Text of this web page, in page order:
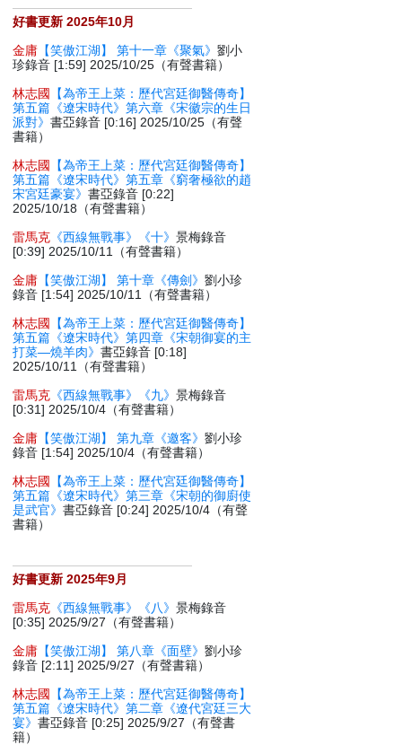
好書更新 2025年10月
金庸 【笑傲江湖】 第十一章《聚氣》劉小
珍錄音 [1:59] 2025/10/25（有聲書籍）
林志國
【為帝王上菜：歷代宮廷御醫傳奇】
第五篇《遼宋時代》第六章《宋徽宗的生日
派對》書亞錄音 [0:16] 2025/10/25（有聲
書籍）
林志國
【為帝王上菜：歷代宮廷御醫傳奇】
第五篇《遼宋時代》第五章《窮奢極欲的趙
宋宮廷豪宴》書亞錄音 [0:22]
2025/10/18（有聲書籍）
雷馬克 《西線無戰事》《十》景梅錄音
[0:39] 2025/10/11（有聲書籍）
金庸 【笑傲江湖】 第十章《傳劍》劉小珍
錄音 [1:54] 2025/10/11（有聲書籍）
林志國
【為帝王上菜：歷代宮廷御醫傳奇】
第五篇《遼宋時代》第四章《宋朝御宴的主
打菜—燒羊肉》書亞錄音 [0:18]
2025/10/11（有聲書籍）
雷馬克 《西線無戰事》《九》景梅錄音
[0:31] 2025/10/4（有聲書籍）
金庸 【笑傲江湖】 第九章《邀客》劉小珍
錄音 [1:54] 2025/10/4（有聲書籍）
林志國
【為帝王上菜：歷代宮廷御醫傳奇】
第五篇《遼宋時代》第三章《宋朝的御廚使
是武官》書亞錄音 [0:24] 2025/10/4（有聲
書籍）
好書更新 2025年9月
雷馬克 《西線無戰事》《八》景梅錄音
[0:35] 2025/9/27（有聲書籍）
金庸 【笑傲江湖】 第八章《面壁》劉小珍
錄音 [2:11] 2025/9/27（有聲書籍）
林志國
【為帝王上菜：歷代宮廷御醫傳奇】
第五篇《遼宋時代》第二章《遼代宮廷三大
宴》書亞錄音 [0:25] 2025/9/27（有聲書
籍）